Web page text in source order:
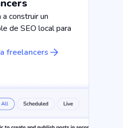
construir un
de SEO local para
freelancers